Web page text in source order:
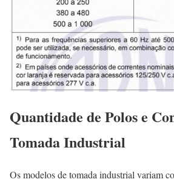
Quantidade de Polos e
Tomada Industrial
Os modelos de tomada industrial variam